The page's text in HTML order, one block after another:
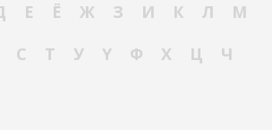
Е Ё Ж З И К Л
М
С Т У Ү Ф Х Ц
Ч